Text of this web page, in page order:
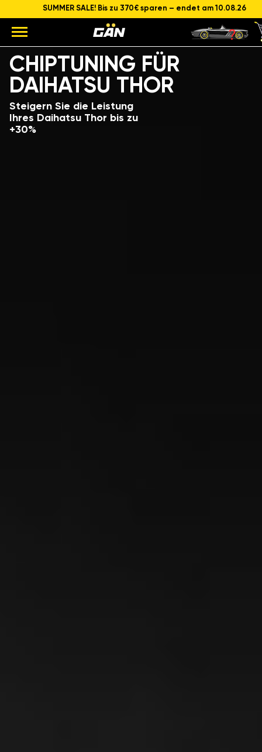
SUMMER SALE! Bis zu 370€ sparen – endet am 10.08.26
CHIPTUNING FÜR
DAIHATSU THOR
Steigern Sie die Leistung
Ihres Daihatsu Thor bis zu
+30%
Modell
Hubraum und Leistung des Motors